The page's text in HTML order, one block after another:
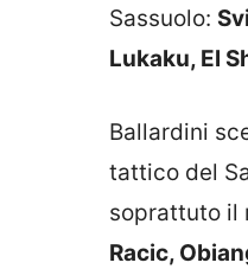
Sassuolo:
Lukaku, El
Ballardini
tattico del
soprattuto il
Racic,